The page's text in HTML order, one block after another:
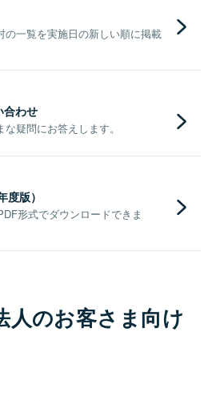
の一覧を実施日の新しい順に掲載
合わせ
疑問にお答えします。
版）
形式でダウンロードできま
人のお客さま向け